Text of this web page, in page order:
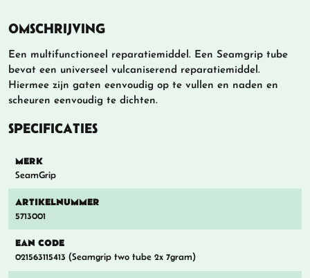
OMSCHRIJVING
Een multifunctioneel reparatiemiddel. Een Seamgrip tube
bevat een universeel vulcaniserend reparatiemiddel.
Hiermee zijn gaten eenvoudig op te vullen en naden en
scheuren eenvoudig te dichten.
SPECIFICATIES
MERK
SeamGrip
ARTIKELNUMMER
5713001
EAN CODE
021563115413 (Seamgrip two tube 2x 7gram)